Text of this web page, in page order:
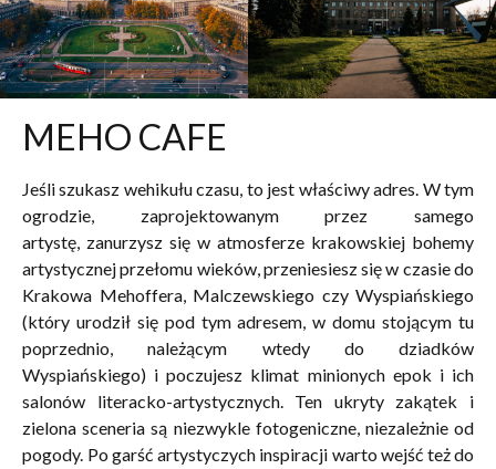
MEHO CAFE
Jeśli szukasz wehikułu czasu, to jest właściwy adres. W tym
ogrodzie, zaprojektowanym przez samego
artystę, zanurzysz się w atmosferze krakowskiej bohemy
artystycznej przełomu wieków, przeniesiesz się w czasie do
Krakowa Mehoffera, Malczewskiego czy Wyspiańskiego
(który urodził się pod tym adresem, w domu stojącym tu
poprzednio, należącym wtedy do dziadków
Wyspiańskiego) i poczujesz klimat minionych epok i ich
salonów literacko-artystycznych. Ten ukryty zakątek i
zielona sceneria są niezwykle fotogeniczne, niezależnie od
pogody. Po garść artystyczych inspiracji warto wejść też do